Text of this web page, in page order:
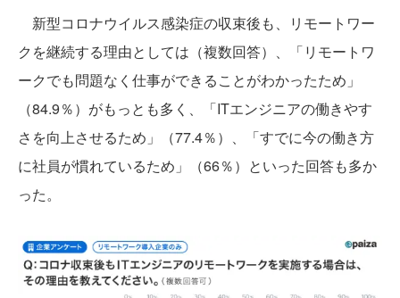
新型コロナウイルス感染症の収束後も、リモートワー
クを継続する理由としては（複数回答）、「リモートワ
ークでも問題なく仕事ができることがわかったため」
（84.9％）がもっとも多く、「ITエンジニアの働きやす
さを向上させるため」（77.4％）、「すでに今の働き方
に社員が慣れているため」（66％）といった回答も多か
った。